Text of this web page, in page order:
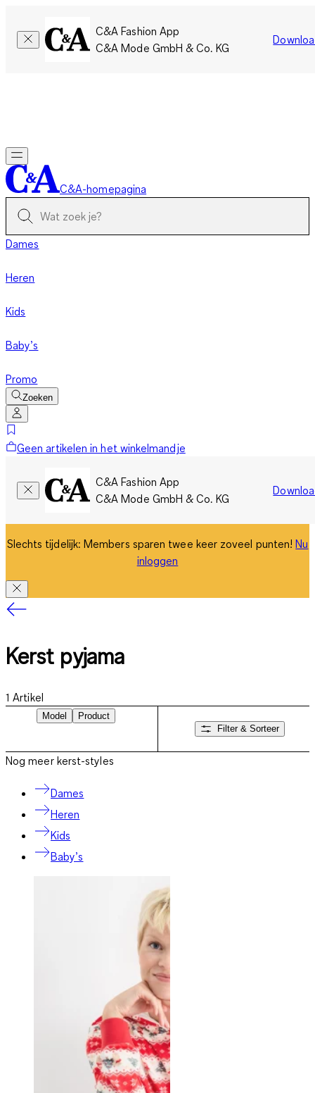
C&A Fashion App
C&A Mode GmbH & Co. KG
C&A-homepagina
Dames
Heren
Kids
Baby’s
Promo
Zoeken
Geen artikelen in het winkelmandje
C&A Fashion App
C&A Mode GmbH & Co. KG
Slechts tijdelijk: Members sparen twee keer zoveel punten!Nu
inloggen
Kerst pyjama
1 Artikel
Model
Product
Filter & Sorteer
Nog meer kerst-styles
Dames
Heren
Kids
Baby’s